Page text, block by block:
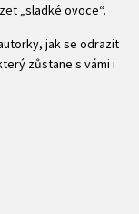
„sladké ovoce“.
jak se odrazit
zůstane s vámi i